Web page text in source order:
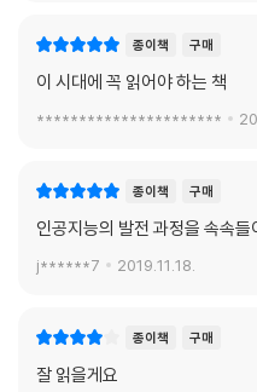
달에 도착한 다음에는, 달에서 어
지능은 과연 인간의 지능을 뛰어
은 어떤 미래를 가져다 줄 것인가
간에 대한 이해가 곧 인공지능의
는 말한다.
극적인 영향은 예측할 수 없을 것
로 없다. 제대로 알고, 미리 준비
종이책 구매
이 시대에 꼭 읽어야 하는 책
**********************
종이책 구매
인공지능의 발전 과정을 속속들
j******7 2019.11.18.
종이책 구매
잘 읽을게요